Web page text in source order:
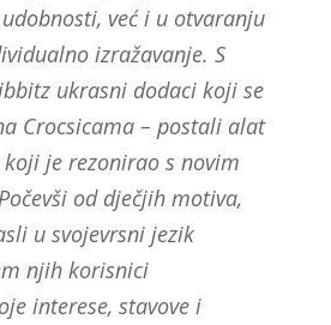
već i u otvaranju
izražavanje. S
ukrasni dodaci koji se
Crocsicama – postali alat
je rezonirao s novim
od dječjih motiva,
u svojevrsni jezik
njih korisnici
interese, stavove i